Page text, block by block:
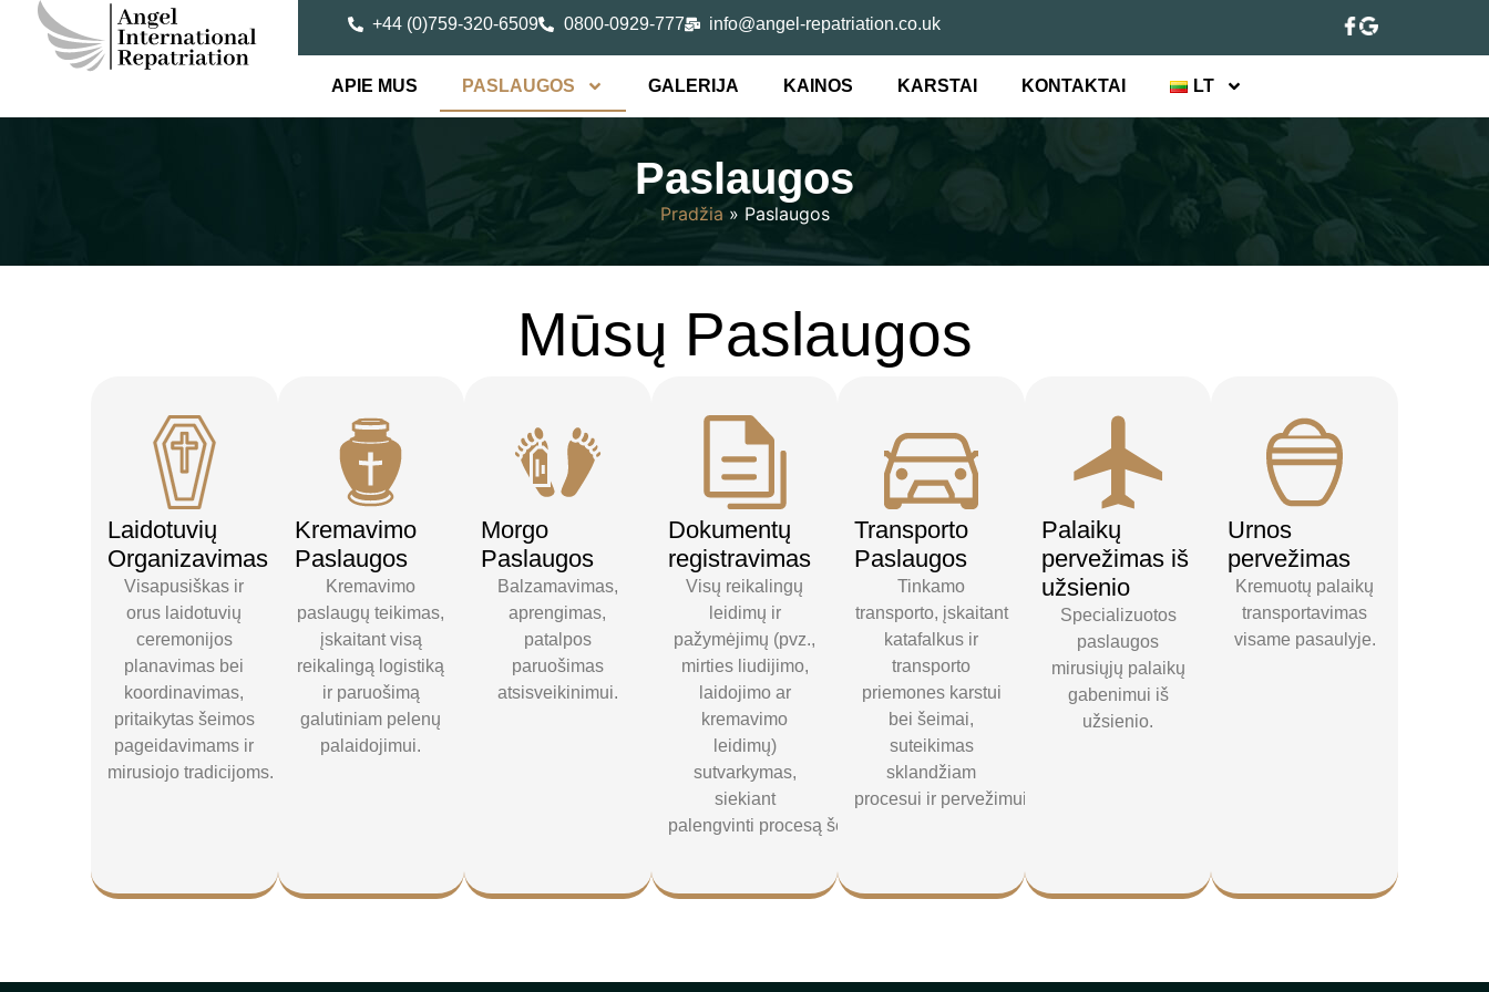
+44 (0)759-320-6509 0800-0929-777 info@angel-repatriation.co.uk
APIE MUS PASLAUGOS GALERIJA KAINOS KARSTAI KONTAKTAI LT
Paslaugos
Pradžia » Paslaugos
Mūsų Paslaugos
Laidotuvių
Organizavimas
Visapusiškas ir
orus laidotuvių
ceremonijos
planavimas bei
koordinavimas,
pritaikytas šeimos
pageidavimams ir
mirusiojo tradicijoms.
Kremavimo
Paslaugos
Kremavimo
paslaugų teikimas,
įskaitant visą
reikalingą logistiką
ir paruošimą
galutiniam pelenų
palaidojimui.
Morgo
Paslaugos
Balzamavimas,
aprengimas,
patalpos
paruošimas
atsisveikinimui.
Dokumentų
registravimas
Visų reikalingų
leidimų ir
pažymėjimų (pvz.,
mirties liudijimo,
laidojimo ar
kremavimo
leidimų)
sutvarkymas,
siekiant
palengvinti procesą šeimai.
Transporto
Paslaugos
Tinkamo
transporto, įskaitant
katafalkus ir
transporto
priemones karstui
bei šeimai,
suteikimas
sklandžiam
procesui ir pervežimui.
Palaikų
pervežimas iš
užsienio
Specializuotos
paslaugos
mirusiųjų palaikų
gabenimui iš
užsienio.
Urnos
pervežimas
Kremuotų palaikų
transportavimas
visame pasaulyje.